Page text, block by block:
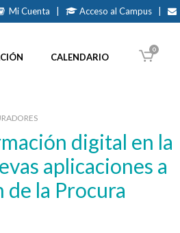
Mi Cuenta Acceso al Campus
0
CALENDARIO
aplicaciones a
de la Procura